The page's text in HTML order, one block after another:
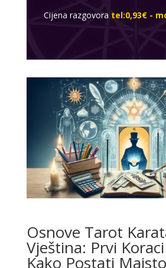
Cijena razgovora tel:0,93€ -
Osnove Tarot
Vještina: Prvi
Kako Postati